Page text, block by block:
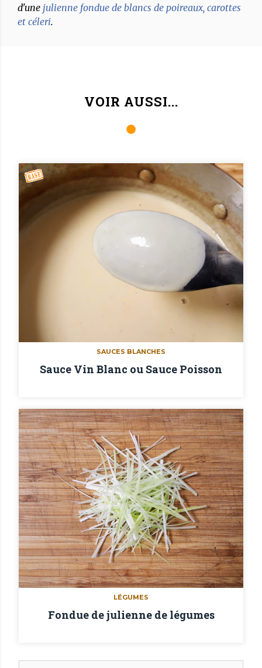
d'une julienne fondue de blancs de poireaux, carottes
et céleri.
VOIR AUSSI...
SAUCES BLANCHES
Sauce Vin Blanc ou Sauce Poisson
LÉGUMES
Fondue de julienne de légumes